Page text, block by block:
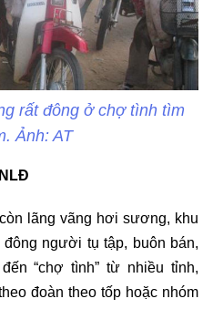
rất đông ở chợ tình tìm
Ảnh: AT
lãng vãng hơi sương, khu
người tụ tập, buôn bán,
“chợ tình” từ nhiều tỉnh,
đoàn theo tốp hoặc nhóm